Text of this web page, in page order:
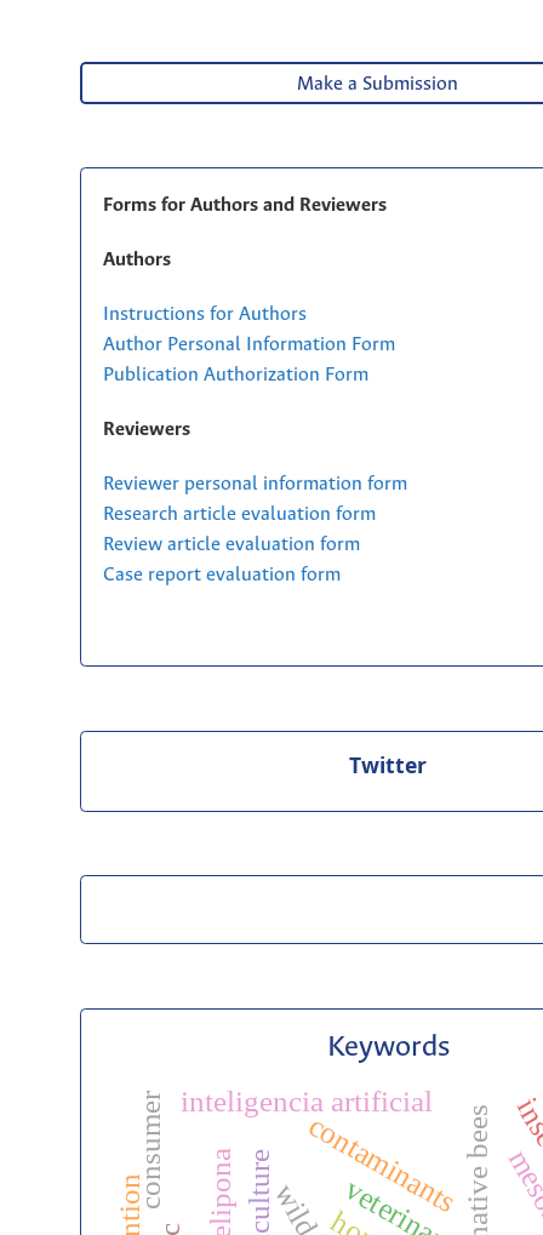
Make a Submission
Forms for Authors and Reviewers
Authors
Instructions for Authors
Author Personal Information Form
Publication Authorization Form
Reviewers
Reviewer personal information form
Research article evaluation form
Review article evaluation form
Case report evaluation form
Twitter
Keywords
native bees
contaminants
melipona
inteligencia artificial
consumer